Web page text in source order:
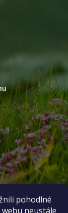
pohodlné
neustále